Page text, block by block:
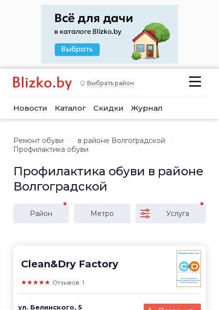
Выбрать район
Новости Каталог Скидки Журнал
Ремонт обуви
в районе Волгоградской
Профилактика обуви
Профилактика обуви в районе
Волгоградской
Район Метро Услуга
Clean&Dry Factory
★★★★★ Отзывов: 1
ул. Белинского, 5